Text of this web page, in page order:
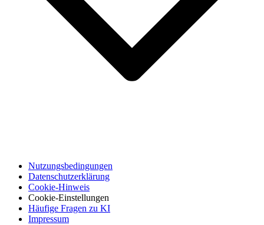
Nutzungsbedingungen
Datenschutzerklärung
Cookie-Hinweis
Cookie-Einstellungen
Häufige Fragen zu KI
Impressum